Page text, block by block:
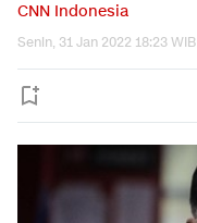
CNN Indonesia
Senin, 31 Jan 2022 18:23 WIB